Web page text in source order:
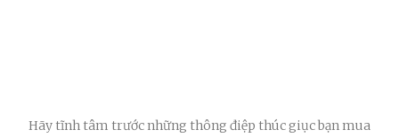
Hãy tĩnh tâm trước những thông điệp thúc giục bạn mua